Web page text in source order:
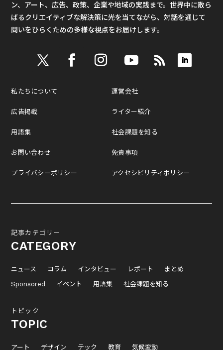
ン、アート、広告、政策、企業や地域の実践まで。世界中に散ら
ばるクリエイティブな解決策に光を当てながら、対話を通じて
問いをひらくための多様な視点をお届けします。
私たちについて
広告掲載
用語集
お問い合わせ
プライバシーポリシー
運営会社
ライター紹介
社会課題を知る
免責事項
アクセシビリティポリシー
記事カテゴリー
CATEGORY
ニュース コラム インタビュー レポート
まとめ
Sponsored
イベント 用語集 社会課題を知る
トピック
TOPIC
アート デザイン テック 教育 気候変動